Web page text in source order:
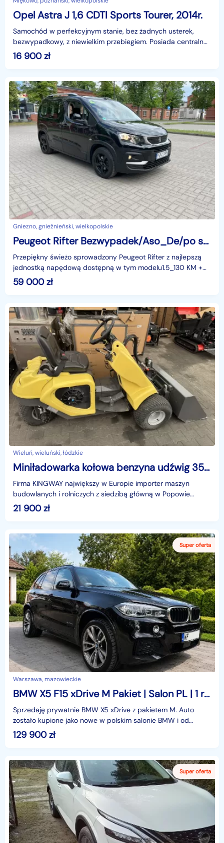
Opel Astra J 1,6 CDTI Sports Tourer, 2014r.
Samochód w perfekcyjnym stanie, bez żadnych usterek,
bezwypadkowy, z niewielkim przebiegiem. Posiada centralny
zamek na pilota, działającą klimatyzację, nawigac
16 900zł
Gniezno, gnieźnieński, wielkopolskie
Peugeot Rifter Bezwypadek/Aso_De/po serwisie Gotowy Do Ekspl_Zamiana
Przepiękny świeżo sprowadzony Peugeot Rifter z najlepszą
jednostką napędową dostępną w tym modelu1.5_130 KM +
manualna 6-cio stopniowa skrzynia biegów==========
59 000zł
Wieluń, wieluński, łódzkie
Miniładowarka kołowa benzyna udźwig 350 kg NOWA łyżka i widły do palet transport
Firma KINGWAY największy w Europie importer maszyn
budowlanych i rolniczych z siedzibą główną w Popowie
(okolice Częstochowy) do sprzedania posiada fabrycznie n
21 900zł
Warszawa, mazowieckie
BMW X5 F15 xDrive M Pakiet | Salon PL | 1 rodzina | ASO | Bezwypadkowy | 85tys km
Sprzedaję prywatnie BMW X5 xDrive z pakietem M. Auto
zostało kupione jako nowe w polskim salonie BMW i od
początku pozostaje w jednej rodzinie.Samochód jest bez
129 900zł